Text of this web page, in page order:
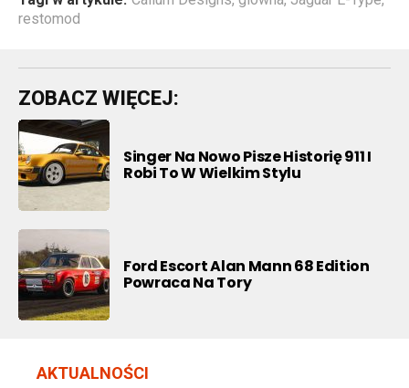
restomod
ZOBACZ WIĘCEJ:
Singer Na Nowo Pisze Historię 911 I
Robi To W Wielkim Stylu
Ford Escort Alan Mann 68 Edition
Powraca Na Tory
AKTUALNOŚCI